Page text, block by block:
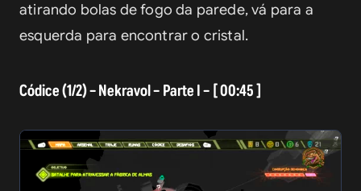
atirando bolas de fogo da parede, vá para a
esquerda para encontrar o cristal.
Códice (1/2) – Nekravol – Parte I – [ 00:45 ]